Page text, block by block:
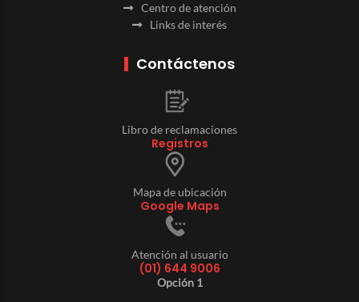
Centro de atención
Links de interés
Contáctenos
Libro de reclamaciones
Registros
Mapa de ubicación
Google Maps
Atención al usuario
(01) 644 9006
Opción 1